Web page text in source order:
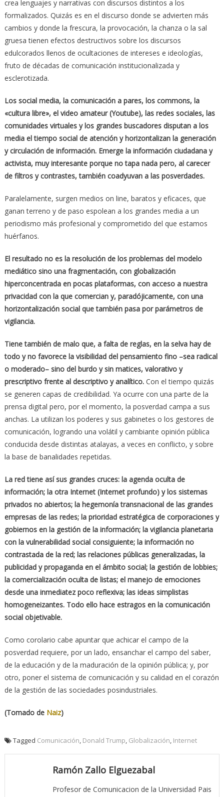
crea lenguajes y narrativas con discursos distintos a los
formalizados. Quizás es en el discurso donde se advierten más
cambios y donde la frescura, la provocación, la chanza o la sal
gruesa tienen efectos destructivos sobre los discursos
edulcorados llenos de ocultaciones de intereses e ideologías,
fruto de décadas de comunicación institucionalizada y
esclerotizada.
Los social media, la comunicación a pares, los commons, la
«cultura libre», el video amateur (Youtube), las redes sociales, las
comunidades virtuales y los grandes buscadores disputan a los
media el tiempo social de atención y horizontalizan la generación
y circulación de información. Emerge la información ciudadana y
activista, muy interesante porque no tapa nada pero, al carecer
de filtros y contrastes, también coadyuvan a las posverdades.
Paralelamente, surgen medios on line, baratos y eficaces, que
ganan terreno y de paso espolean a los grandes media a un
periodismo más profesional y comprometido del que estamos
huérfanos.
El resultado no es la resolución de los problemas del modelo
mediático sino una fragmentación, con globalización
hiperconcentrada en pocas plataformas, con acceso a nuestra
privacidad con la que comercian y, paradójicamente, con una
horizontalización social que también pasa por parámetros de
vigilancia.
Tiene también de malo que, a falta de reglas, en la selva hay de
todo y no favorece la visibilidad del pensamiento fino –sea radical
o moderado– sino del burdo y sin matices, valorativo y
prescriptivo frente al descriptivo y analítico.Con el tiempo quizás
se generen capas de credibilidad. Ya ocurre con una parte de la
prensa digital pero, por el momento, la posverdad campa a sus
anchas. La utilizan los poderes y sus gabinetes o los gestores de
comunicación, logrando una volátil y cambiante opinión pública
conducida desde distintas atalayas, a veces en conflicto, y sobre
la base de banalidades repetidas.
La red tiene así sus grandes cruces: la agenda oculta de
información; la otra Internet (Internet profundo) y los sistemas
privados no abiertos; la hegemonía transnacional de las grandes
empresas de las redes; la prioridad estratégica de corporaciones y
gobiernos en la gestión de la información; la vigilancia planetaria
con la vulnerabilidad social consiguiente; la información no
contrastada de la red; las relaciones públicas generalizadas, la
publicidad y propaganda en el ámbito social; la gestión de lobbies;
la comercialización oculta de listas; el manejo de emociones
desde una inmediatez poco reflexiva; las ideas simplistas
homogeneizantes. Todo ello hace estragos en la comunicación
social objetivable.
Como corolario cabe apuntar que achicar el campo de la
posverdad requiere, por un lado, ensanchar el campo del saber,
de la educación y de la maduración de la opinión pública; y, por
otro, poner el sistema de comunicación y su calidad en el corazón
de la gestión de las sociedades posindustriales.
(Tomado de Naiz)
Tagged Comunicación, Donald Trump, Globalización, Internet
Ramón Zallo Elguezabal
Profesor de Comunicacion de la Universidad Pais